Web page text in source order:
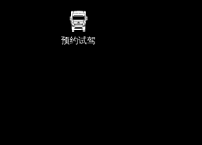
预约试驾